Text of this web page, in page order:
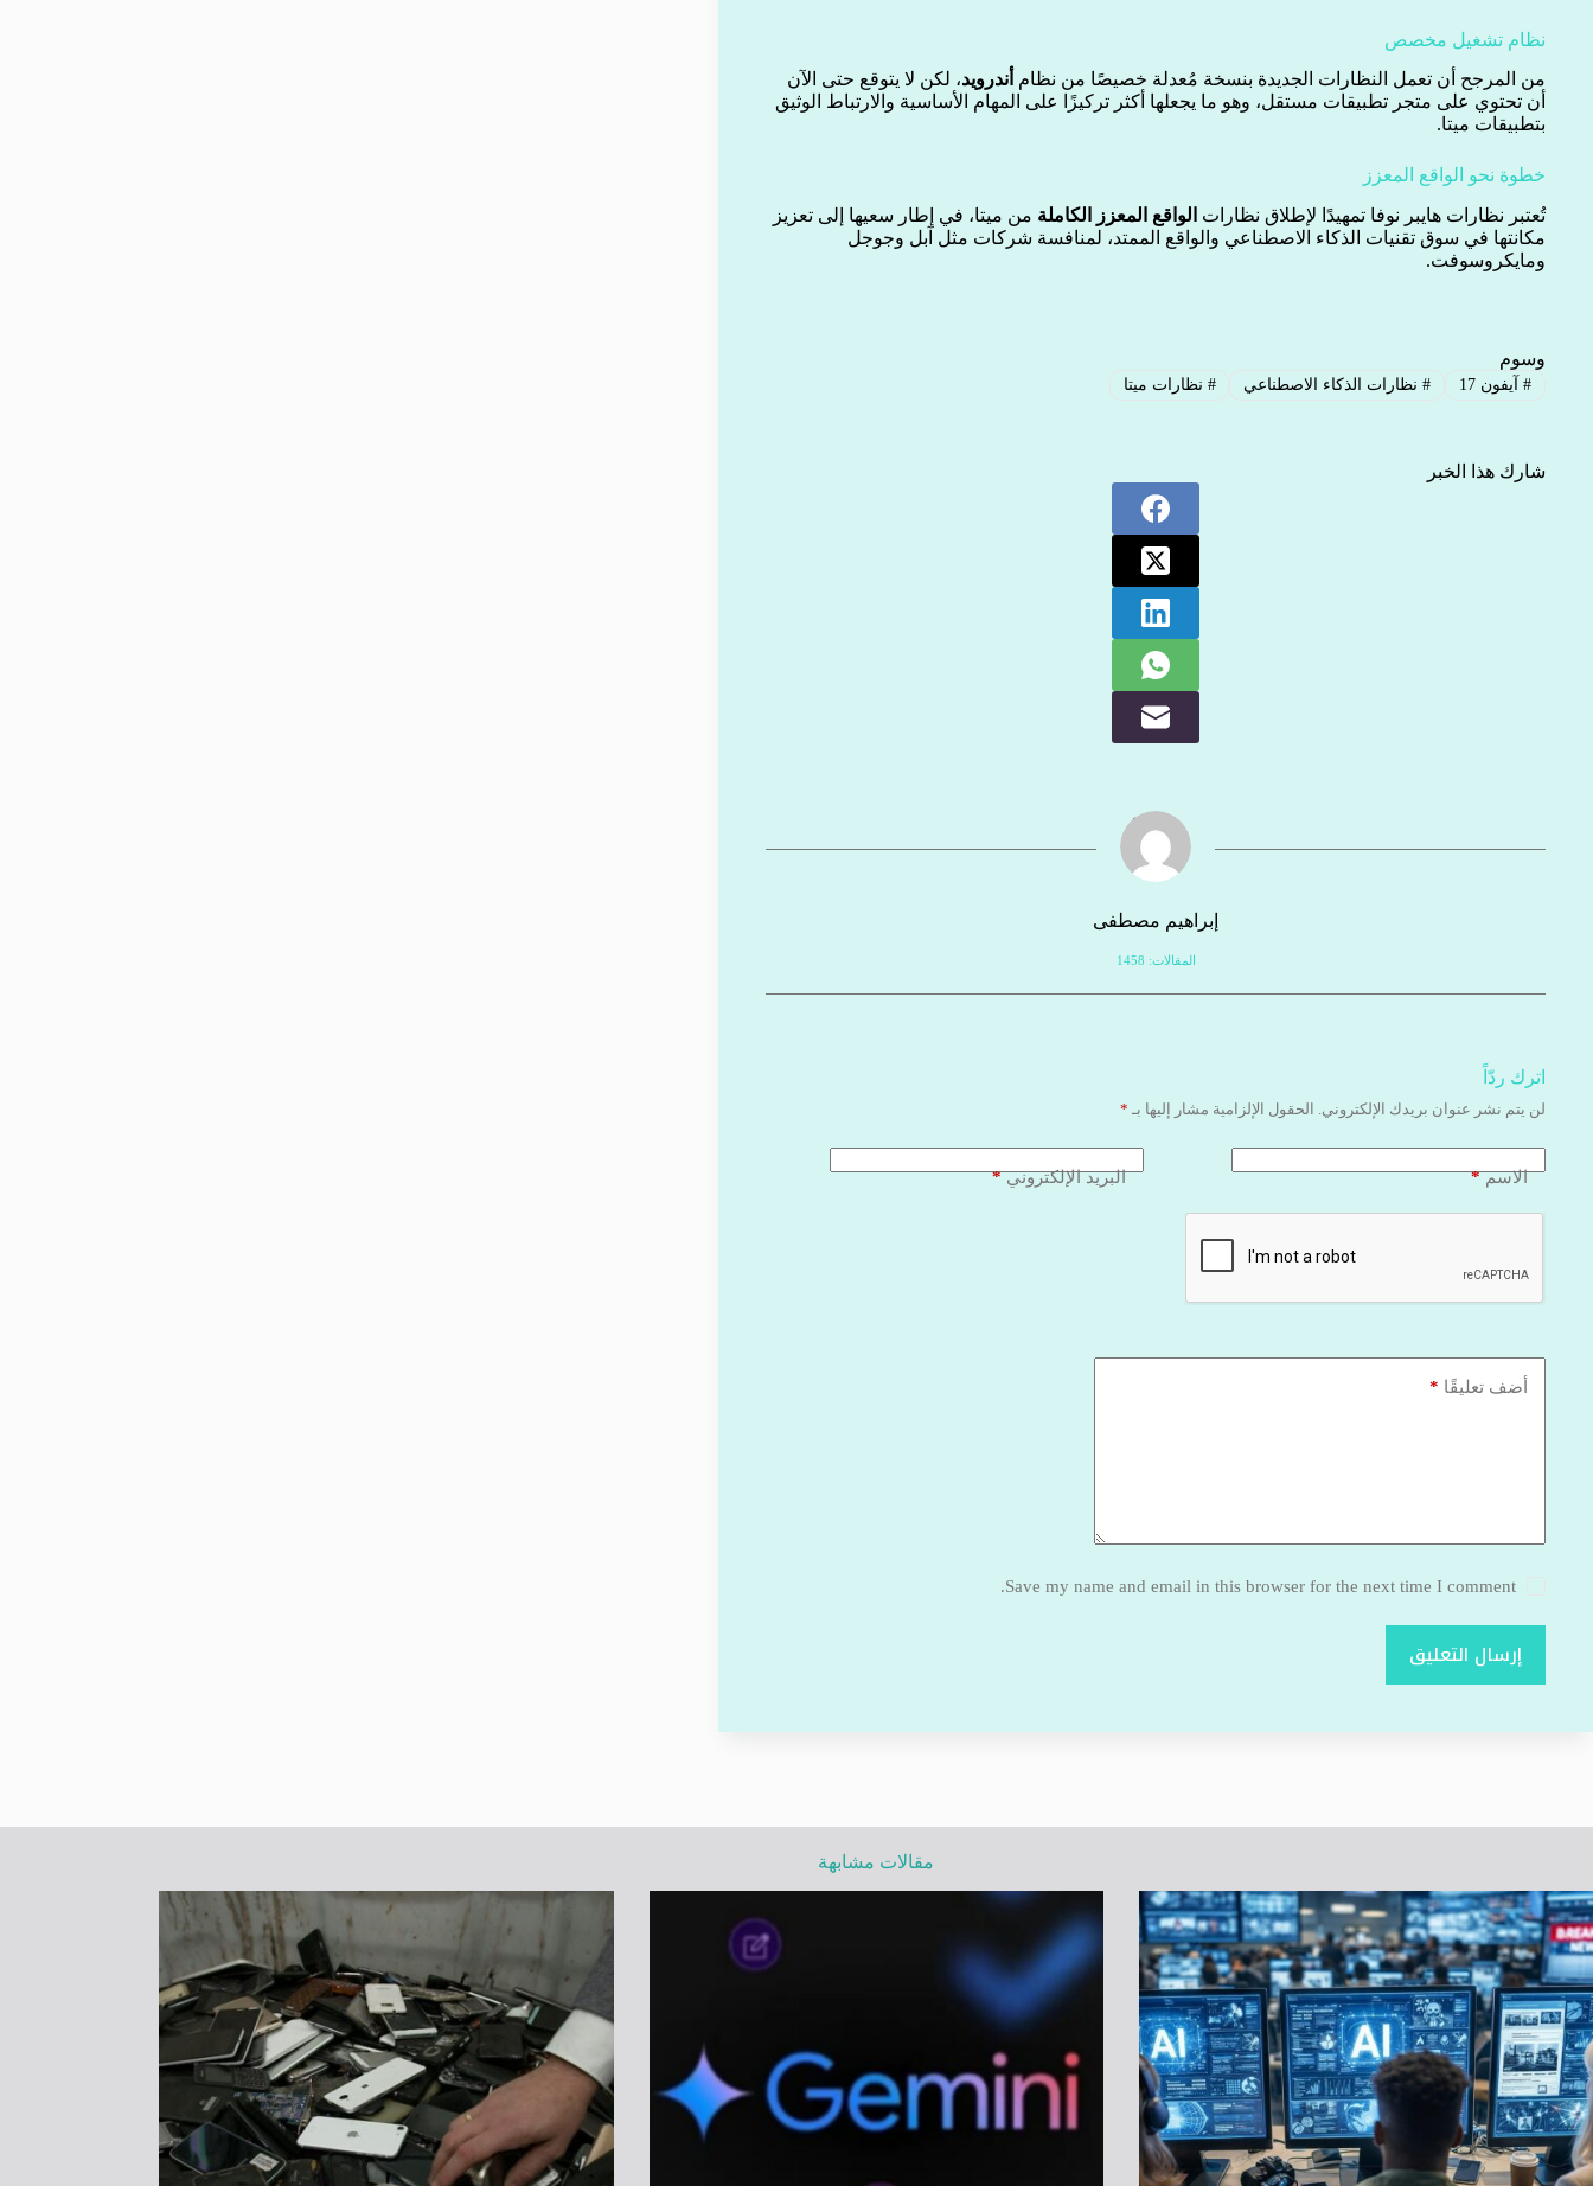
نظام تشغيل مخصص
من المرجح أن تعمل النظارات الجديدة بنسخة مُعدلة خصيصًا من نظام أندرويد، لكن لا يتوقع حتى الآن
أن تحتوي على متجر تطبيقات مستقل، وهو ما يجعلها أكثر تركيزًا على المهام الأساسية والارتباط الوثيق
بتطبيقات ميتا.
خطوة نحو الواقع المعزز
تُعتبر نظارات هايبر نوفا تمهيدًا لإطلاق نظارات الواقع المعزز الكاملة من ميتا، في إطار سعيها إلى تعزيز
مكانتها في سوق تقنيات الذكاء الاصطناعي والواقع الممتد، لمنافسة شركات مثل آبل وجوجل
ومايكروسوفت.
وسوم
#آيفون 17 #نظارات الذكاء الاصطناعي # نظارات ميتا
شارك هذا الخبر
إبراهيم مصطفى
المقالات: 1458
اترك ردّاً
لن يتم نشر عنوان بريدك الإلكتروني. الحقول الإلزامية مشار إليها بـ *
الاسم* البريد الإلكتروني*
أضف تعليقًا *
Save my name and email in this browser for the next time I comment.
إرسال التعليق
مقالات مشابهة